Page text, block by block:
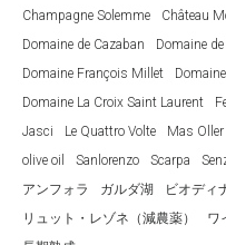
Champagne Solemme
Château
Domaine de Cazaban
Domaine
Domaine François Millet
Domaine La Croix Saint Laurent
Jasci
Le Quattro Volte Mas Oller
olive oil
Sanlorenzo Scarpa
アンフォラ
ガルダ湖 ビオディ
リュット・レゾネ（減農薬）
ワ